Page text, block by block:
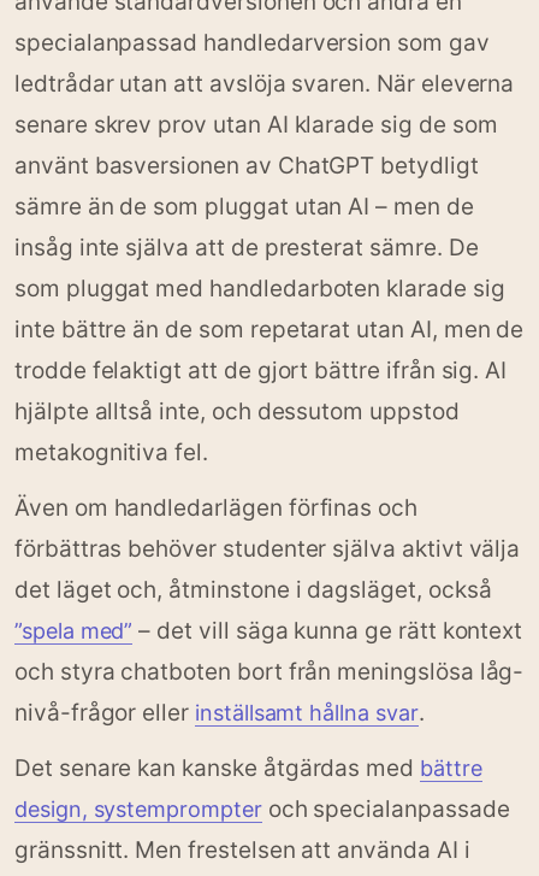
specialanpassad handledarversion som gav
ledtrådar utan att avslöja svaren. När eleverna
senare skrev prov utan AI klarade sig de som
använt basversionen av ChatGPT betydligt
sämre än de som pluggat utan AI – men de
insåg inte själva att de presterat sämre. De
som pluggat med handledarboten klarade sig
inte bättre än de som repetarat utan AI, men de
trodde felaktigt att de gjort bättre ifrån sig. AI
hjälpte alltså inte, och dessutom uppstod
metakognitiva fel.
Även om handledarlägen förfinas och
förbättras behöver studenter själva aktivt välja
det läget och, åtminstone i dagsläget, också
”spela med” – det vill säga kunna ge rätt kontext
och styra chatboten bort från meningslösa låg-
nivå-frågor eller inställsamt hållna svar.
Det senare kan kanske åtgärdas med bättre
design, systemprompteroch specialanpassade
gränssnitt. Men frestelsen att använda AI i